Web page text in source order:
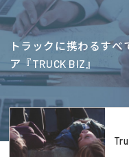
トラックに携わるす
ア『TRUCK BIZ』